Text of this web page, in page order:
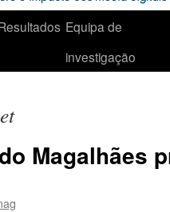
Equipa de
investigação
Magalhães